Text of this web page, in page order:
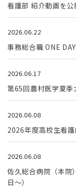
看護部 紹介動画を公
2026.06.22
事務総合職 ONE
2026.06.17
第65回農村医学夏季
2026.06.08
2026年度高校生看
2026.06.08
佐久総合病院（本院
日～）